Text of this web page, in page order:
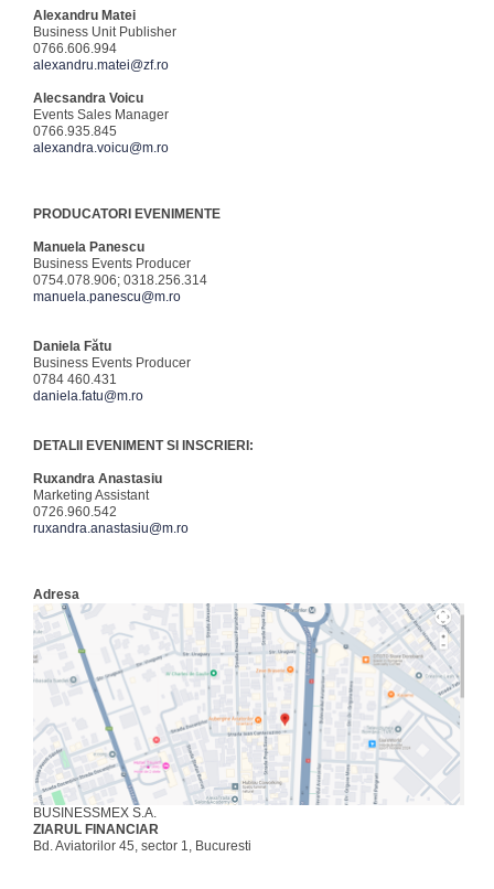
Alexandru Matei
Business Unit Publisher
0766.606.994
alexandru.matei@zf.ro
Alecsandra Voicu
Events Sales Manager
0766.935.845
alexandra.voicu@m.ro
PRODUCATORI EVENIMENTE
Manuela Panescu
Business Events Producer
0754.078.906; 0318.256.314
manuela.panescu@m.ro
Daniela Fătu
Business Events Producer
0784 460.431
daniela.fatu@m.ro
DETALII EVENIMENT SI INSCRIERI:
Ruxandra Anastasiu
Marketing Assistant
0726.960.542
ruxandra.anastasiu@m.ro
Adresa
BUSINESSMEX S.A.
ZIARUL FINANCIAR
Bd. Aviatorilor 45, sector 1, Bucuresti